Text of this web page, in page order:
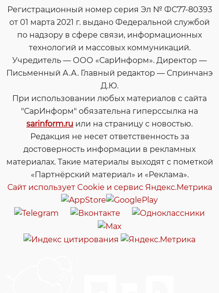
Регистрационный номер серия Эл № ФС77-80393
от 01 марта 2021 г. выдано Федеральной службой
по надзору в сфере связи, информационных
технологий и массовых коммуникаций.
Учредитель — ООО «СарИнформ». Директор —
Письменный А.А. Главный редактор — Спринчанэ
Д.Ю.
При использовании любых материалов с сайта
"СарИнформ" обязательна гиперссылка на
sarinform.ru или на страницу с новостью.
Редакция не несет ответственность за
достоверность информации в рекламных
материалах. Такие материалы выходят с пометкой
«Партнёрский материал» и «Реклама».
Сайт использует Cookie и сервиc Яндекс.Метрика